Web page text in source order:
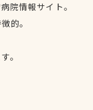
院情報サイト。
的。
。